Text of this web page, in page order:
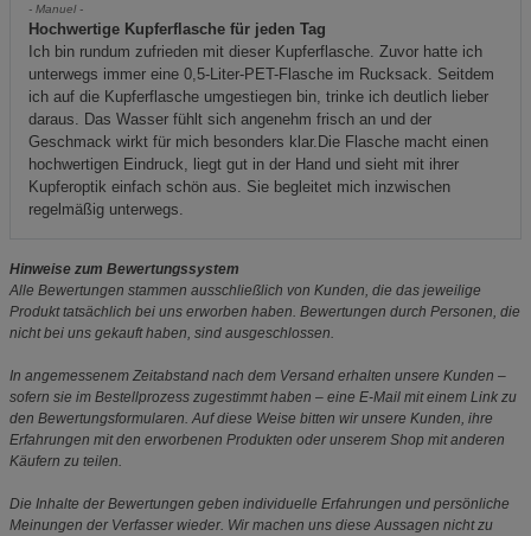
- Manuel -
Hochwertige Kupferflasche für jeden Tag
Ich bin rundum zufrieden mit dieser Kupferflasche. Zuvor hatte ich
unterwegs immer eine 0,5-Liter-PET-Flasche im Rucksack. Seitdem
ich auf die Kupferflasche umgestiegen bin, trinke ich deutlich lieber
daraus. Das Wasser fühlt sich angenehm frisch an und der
Geschmack wirkt für mich besonders klar.Die Flasche macht einen
hochwertigen Eindruck, liegt gut in der Hand und sieht mit ihrer
Kupferoptik einfach schön aus. Sie begleitet mich inzwischen
regelmäßig unterwegs.
Hinweise zum Bewertungssystem
Alle Bewertungen stammen ausschließlich von Kunden, die das jeweilige
Produkt tatsächlich bei uns erworben haben. Bewertungen durch Personen, die
nicht bei uns gekauft haben, sind ausgeschlossen.
In angemessenem Zeitabstand nach dem Versand erhalten unsere Kunden –
sofern sie im Bestellprozess zugestimmt haben – eine E-Mail mit einem Link zu
den Bewertungsformularen. Auf diese Weise bitten wir unsere Kunden, ihre
Erfahrungen mit den erworbenen Produkten oder unserem Shop mit anderen
Käufern zu teilen.
Die Inhalte der Bewertungen geben individuelle Erfahrungen und persönliche
Meinungen der Verfasser wieder. Wir machen uns diese Aussagen nicht zu